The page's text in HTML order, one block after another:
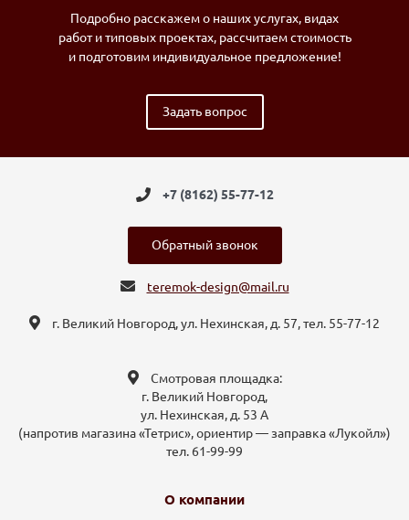
Подробно расскажем о наших услугах, видах
работ и типовых проектах, рассчитаем стоимость
и подготовим индивидуальное предложение!
Задать вопрос
+7 (8162) 55-77-12
Обратный звонок
teremok-design@mail.ru
г. Великий Новгород, ул. Нехинская, д. 57, тел. 55-77-12
Смотровая площадка:
г. Великий Новгород,
ул. Нехинская, д. 53 А
(напротив магазина «Тетрис», ориентир — заправка «Лукойл»)
тел. 61-99-99
О компании